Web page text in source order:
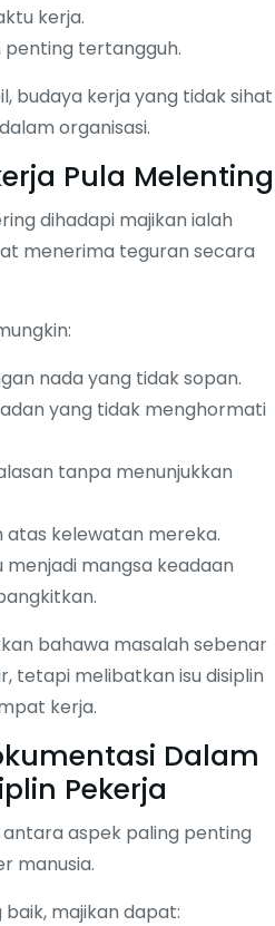
kerja.
tertangguh.
budaya kerja yang tidak sihat
organisasi.
Pula Melenting
dihadapi majikan ialah
menerima teguran secara
nada yang tidak sopan.
yang tidak menghormati
tanpa menunjukkan
atas kelewatan mereka.
mangsa keadaan
bahawa masalah sebenar
tetapi melibatkan isu disiplin
kerja.
Dalam
Pekerja
aspek paling penting
manusia.
majikan dapat: